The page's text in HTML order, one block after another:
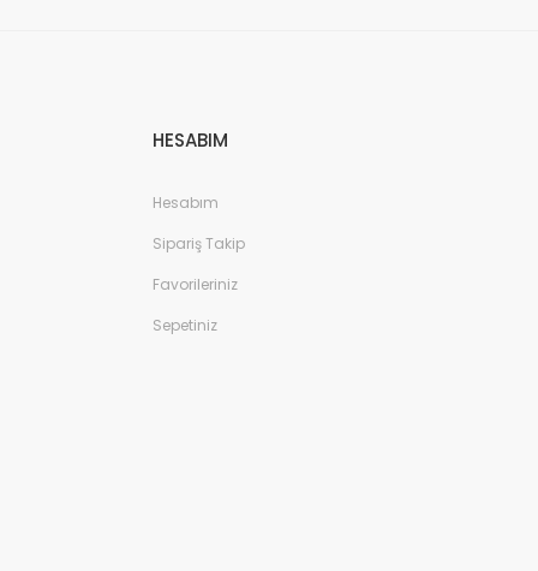
HESABIM
Hesabım
Sipariş Takip
Favorileriniz
Sepetiniz